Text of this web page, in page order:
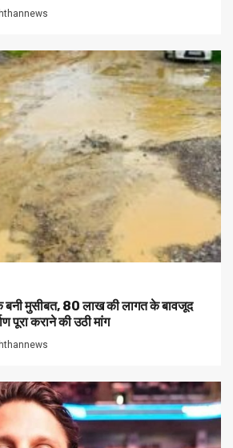
बनी मुसीबत, 80 लाख की लागत के बावजूद
पूरा कराने की उठी मांग